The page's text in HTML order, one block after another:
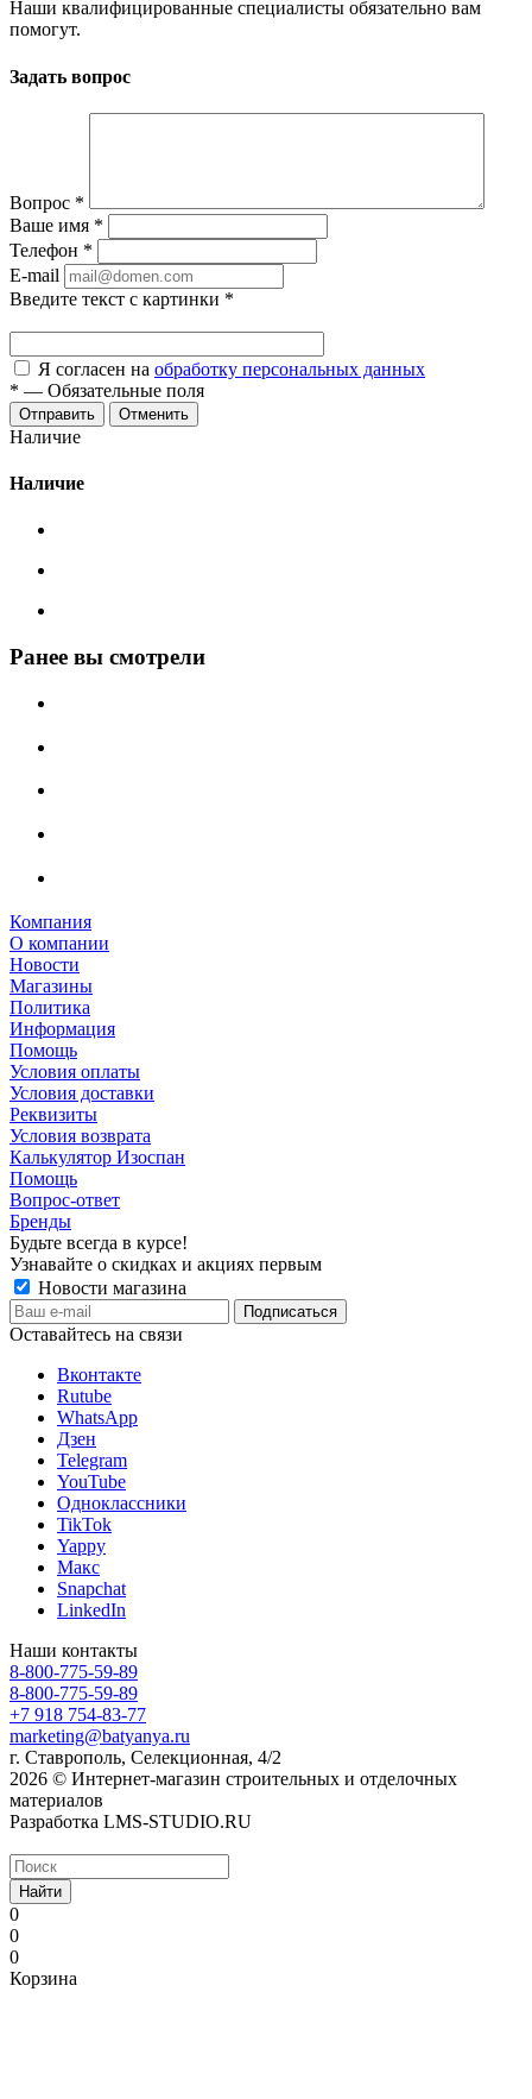
Наши квалифицированные специалисты обязательно вам
помогут.
Задать вопрос
Вопрос *
Ваше имя *
Телефон *
E-mail
Введите текст с картинки *
Я согласен на обработку персональных данных
* — Обязательные поля
Отменить
Наличие
Наличие
Ранее вы смотрели
Компания
О компании
Новости
Магазины
Политика
Информация
Помощь
Условия оплаты
Условия доставки
Реквизиты
Условия возврата
Калькулятор Изоспан
Помощь
Вопрос-ответ
Бренды
Будьте всегда в курсе!
Узнавайте о скидках и акциях первым
Новости магазина
Оставайтесь на связи
Вконтакте
Rutube
WhatsApp
Дзен
Telegram
YouTube
Одноклассники
TikTok
Yappy
Макс
Snapchat
LinkedIn
Наши контакты
8-800-775-59-89
8-800-775-59-89
+7 918 754-83-77
marketing@batyanya.ru
г. Ставрополь, Селекционная, 4/2
2026 © Интернет-магазин строительных и отделочных
материалов
Разработка LMS-STUDIO.RU
Найти
0
0
0
Корзина